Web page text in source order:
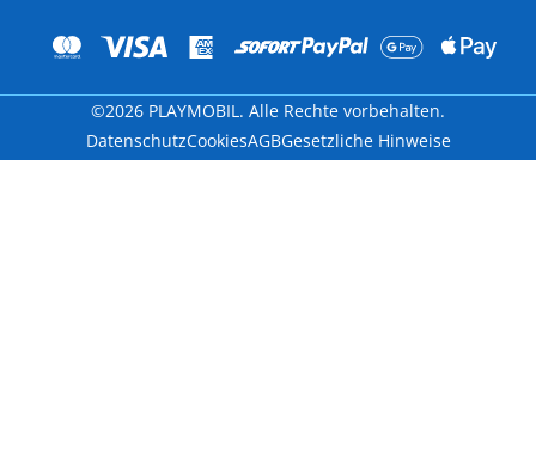
©2026 PLAYMOBIL. Alle Rechte vorbehalten.
DatenschutzCookiesAGBGesetzliche Hinweise